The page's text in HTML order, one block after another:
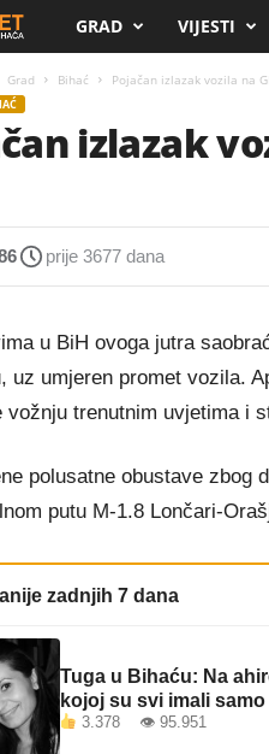
i
n
GRAD VIJESTI
Grad Bihać Pojačan izlazak vozila na
izlazak
prije 3677 dana
u BiH ovoga jutra
uz umjeren promet vozila.
vožnju trenutnim uvjetima i
polusatne obustave zbog
putu M-1.8 Lončari-
zadnjih 7 dana
Tuga u Bihaću: Na
kojoj su svi imali
3.378 👁 95.951